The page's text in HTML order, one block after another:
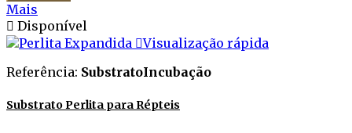
Mais
 Disponível
Visualização rápida
Referência: SubstratoIncubação
Substrato Perlita para Répteis